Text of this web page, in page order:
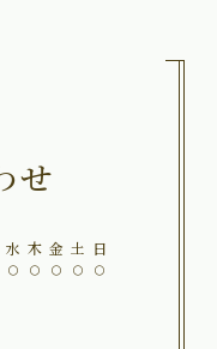
せ
水 木 金 土 日